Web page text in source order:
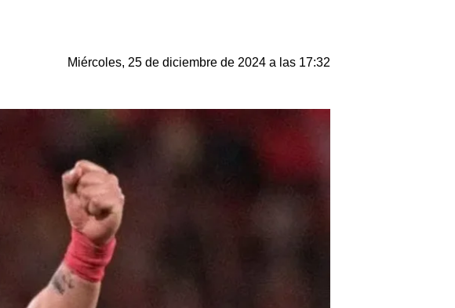
Miércoles, 25 de diciembre de 2024 a las 17:32